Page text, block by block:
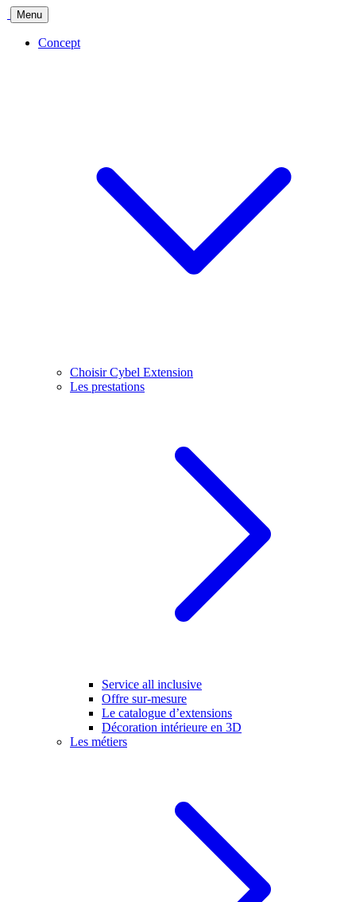
Menu
Concept
Choisir Cybel Extension
Les prestations
Service all inclusive
Offre sur-mesure
Le catalogue d’extensions
Décoration intérieure en 3D
Les métiers